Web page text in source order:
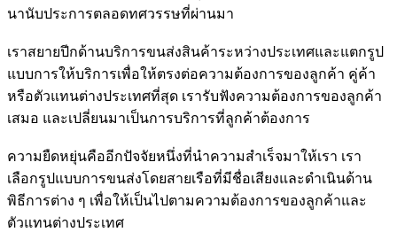
นานับประการตลอดทศวรรษที่ผ่านมา
เราสยายปีกด้านบริการขนส่งสินค้าระหว่างประเทศและแตกรูป
แบบการให้บริการเพื่อให้ตรงต่อความต้องการของลูกค้า คู่ค้า
หรือตัวแทนต่างประเทศที่สุด เรารับฟังความต้องการของลูกค้า
เสมอ และเปลี่ยนมาเป็นการบริการที่ลูกค้าต้องการ
ความยืดหยุ่นคืออีกปัจจัยหนึ่งที่นำความสำเร็จมาให้เรา เรา
เลือกรูปแบบการขนส่งโดยสายเรือที่มีชื่อเสียงและดำเนินด้าน
พิธีการต่าง ๆ เพื่อให้เป็นไปตามความต้องการของลูกค้าและ
ตัวแทนต่างประเทศ